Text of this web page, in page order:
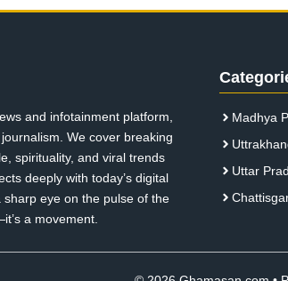
and infotainment platform,
We cover breaking
spirituality, and viral trends
deeply with today’s digital
eye on the pulse of the
a movement.
Madhya
Uttar